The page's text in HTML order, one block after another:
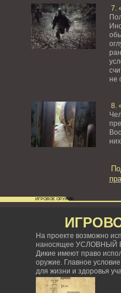
7.
не
8.
На проекте возможно
наносящее УСЛОВНЫЙ
Дикие имеют право
оружие. Главное
для жизни и здоровья
ИГРОВОЕ ОРУЖИЕ